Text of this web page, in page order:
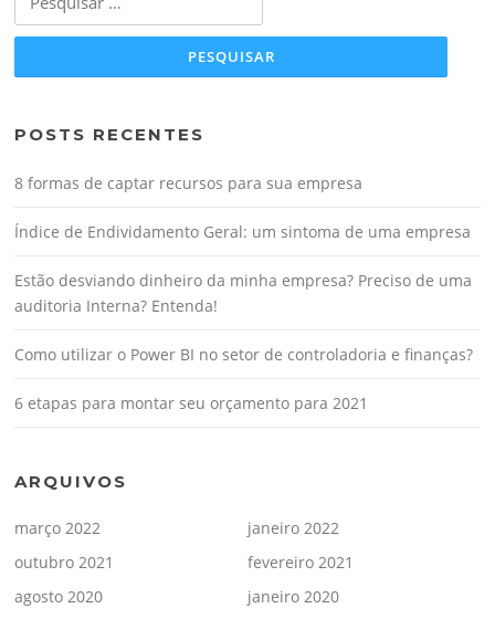
por:
POSTS RECENTES
8 formas de captar recursos para sua empresa
Índice de Endividamento Geral: um sintoma de uma empresa
Estão desviando dinheiro da minha empresa? Preciso de uma
auditoria Interna? Entenda!
Como utilizar o Power BI no setor de controladoria e finanças?
6 etapas para montar seu orçamento para 2021
ARQUIVOS
março 2022
janeiro 2022
outubro 2021
fevereiro 2021
agosto 2020
janeiro 2020